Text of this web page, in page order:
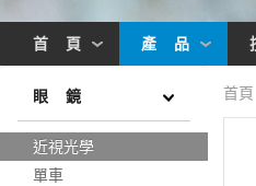
首 頁 產 品
眼 鏡
近視光學
單車
首頁